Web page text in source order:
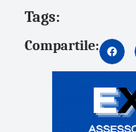
Tags:
Compartile: